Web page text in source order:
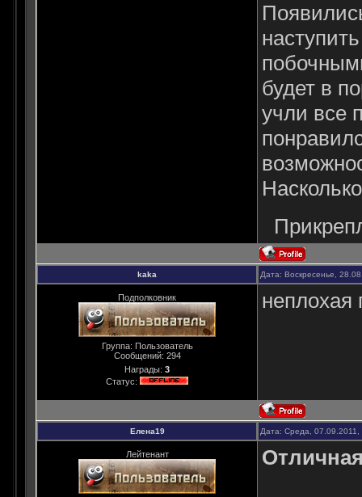
будет в
учли все
kaka Дата: Воскресенье,
Подполковник
Группа: Пользователь
Сообщений: 294
Награды: 3
Статус:
неплохая
Елена19 Дата: Среда,
Лейтенант